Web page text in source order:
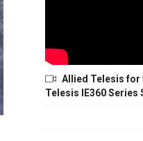
Allied Telesis for
Telesis IE360 Series